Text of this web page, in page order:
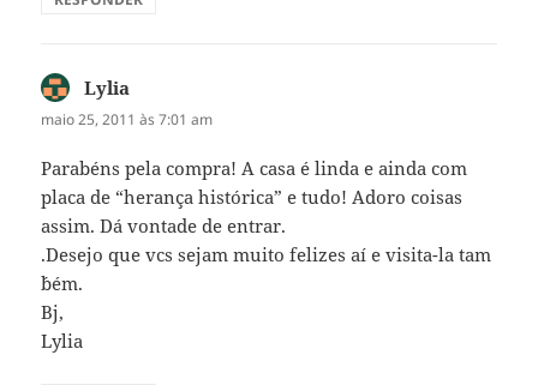
Lylia
maio 25, 2011 às 7:01 am
Parabéns pela compra! A casa é linda e ainda com
placa de “herança histórica” e tudo! Adoro coisas
assim. Dá vontade de entrar.
.Desejo que vcs sejam muito felizes aí e visita-la tam
´bém.
Bj,
Lylia